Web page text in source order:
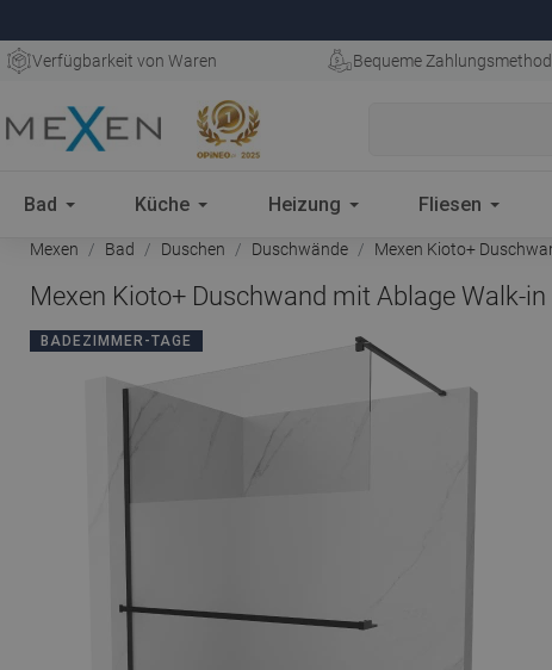
Verfügbarkeit von Waren Bequeme
Bad Küche Heizung Fliesen
Mexen Bad Duschen Duschwände Mexen Kioto+
Mexen Kioto+ Duschwand mit Ablage Walk-
BADEZIMMER-TAGE